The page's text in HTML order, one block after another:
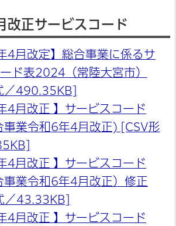
改正サービスコード
4月改定】総合事業に係るサ
ド表2024（常陸大宮市）
／490.35KB]
4月改正 】サービスコード
事業令和6年4月改正) [CSV形
4月改正 】サービスコード
事業令和6年4月改正）修正
／43.33KB]
4月改正 】サービスコード